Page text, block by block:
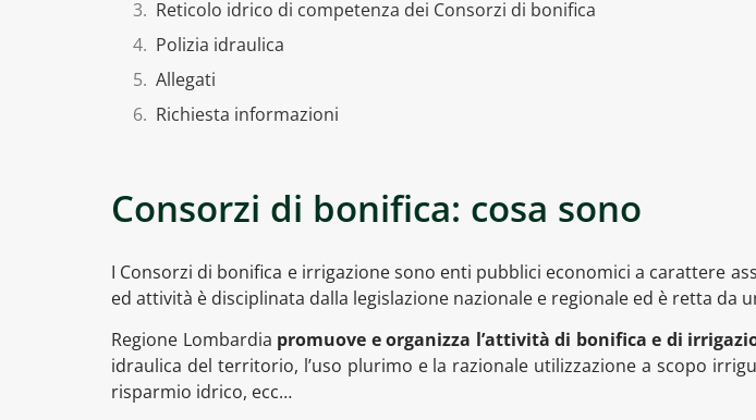
Reticolo idrico di competenza dei Consorzi di bonifica
Polizia idraulica
Allegati
Richiesta informazioni
Consorzi di bonifica: cosa sono
I Consorzi di bonifica e irrigazione sono enti pubblici economici a carattere
ed attività è disciplinata dalla legislazione nazionale e regionale ed è retta da
Regione Lombardia promuove e organizza l’attività di bonifica e di
idraulica del territorio, l’uso plurimo e la razionale utilizzazione a scopo
risparmio idrico, ecc…